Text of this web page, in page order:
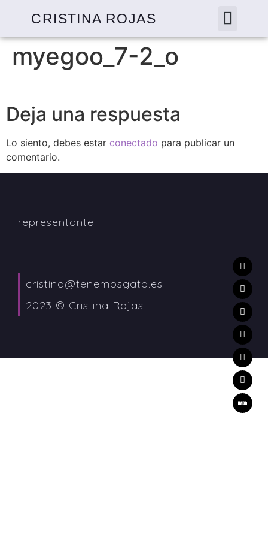
CRISTINA ROJAS
myegoo_7-2_o
Deja una respuesta
Lo siento, debes estar conectado para publicar un
comentario.
representante:
cristina@tenemosgato.es
2023 © Cristina Rojas